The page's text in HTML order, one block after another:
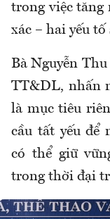
trong việc tăng
xác – hai yếu
Bà Nguyễn
TT&DL, nhấn
là mục tiêu
cầu tất yếu để
có thể giữ
trong thời đại